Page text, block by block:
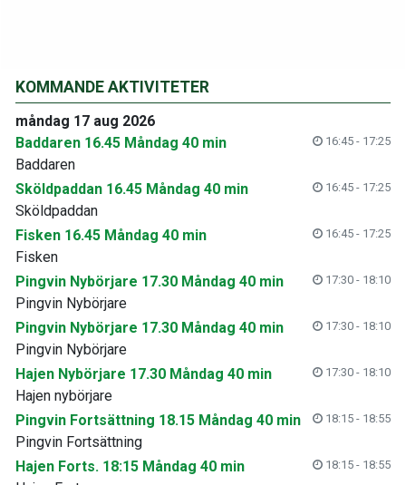
KOMMANDE AKTIVITETER
måndag 17 aug 2026
Baddaren 16.45 Måndag 40 min
16:45 - 17:25
Baddaren
Sköldpaddan 16.45 Måndag 40 min
16:45 - 17:25
Sköldpaddan
Fisken 16.45 Måndag 40 min
16:45 - 17:25
Fisken
Pingvin Nybörjare 17.30 Måndag 40 min
17:30 - 18:10
Pingvin Nybörjare
Pingvin Nybörjare 17.30 Måndag 40 min
17:30 - 18:10
Pingvin Nybörjare
Hajen Nybörjare 17.30 Måndag 40 min
17:30 - 18:10
Hajen nybörjare
Pingvin Fortsättning 18.15 Måndag 40 min
18:15 - 18:55
Pingvin Fortsättning
Hajen Forts. 18:15 Måndag 40 min
18:15 - 18:55